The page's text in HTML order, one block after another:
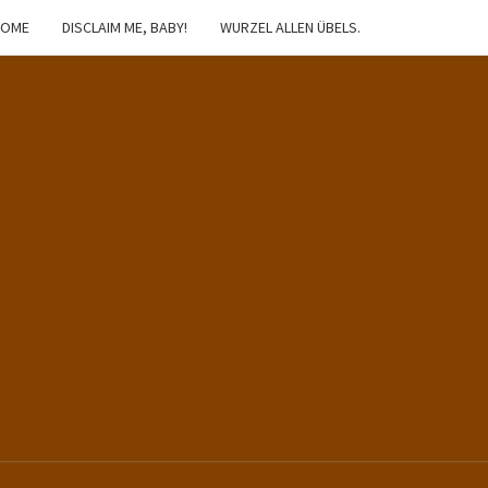
DISCLAIM ME, BABY! WURZEL ALLEN ÜBELS.